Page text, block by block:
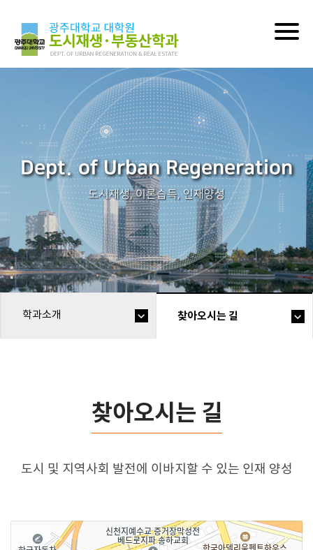
Dept. of Urban Regeneration
도시재생, 이론습득, 인재양성
학과소개 찾아오시는 길
찾아오시는 길
도시 및 지역사회 발전에 이바지할 수 있는 인재 양성